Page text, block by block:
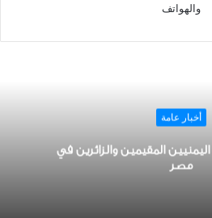
والهواتف
أخبار عامة
المقيمين والزائرين في
مصر